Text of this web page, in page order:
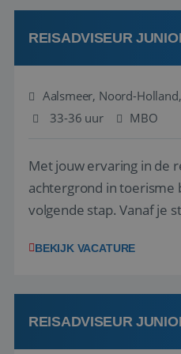
werken: of het nu gaat
REISADVISEUR
Aalsmeer, Noord-
33-36 uur
MBO
Met jouw ervaring in de
achtergrond in toerisme
volgende stap. Vanaf je
wensen van je team, je
klanten te overtuigen
boeken! ...
BEKIJK VACATURE
REISADVISEUR